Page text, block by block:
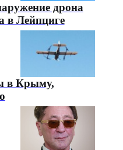
дрона
в Лейпциге
в Крыму,